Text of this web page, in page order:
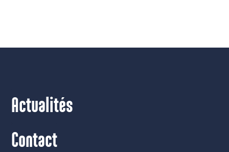
Actualités
Contact